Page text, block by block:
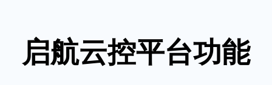
启航云控平台功能